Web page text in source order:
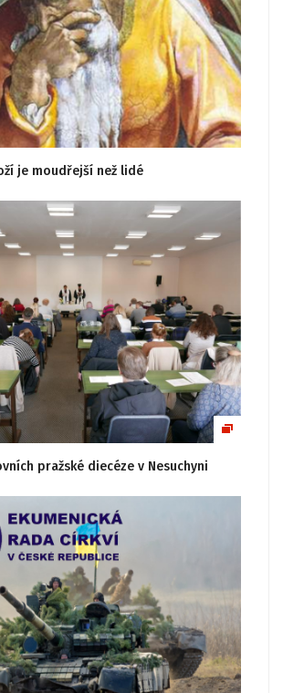
je moudřejší než lidé
pražské diecéze v Nesuchyni